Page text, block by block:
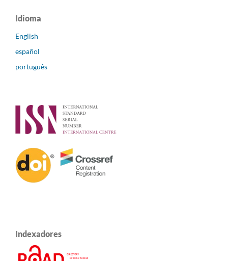
Idioma
English
español
português
Indexadores